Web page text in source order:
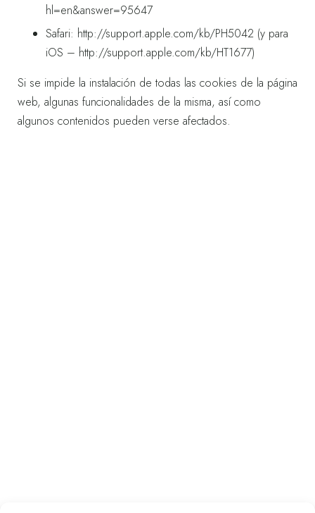
hl=en&answer=95647
Safari: http://support.apple.com/kb/PH5042 (y para
iOS – http://support.apple.com/kb/HT1677)
Si se impide la instalación de todas las cookies de la página
web, algunas funcionalidades de la misma, así como
algunos contenidos pueden verse afectados.